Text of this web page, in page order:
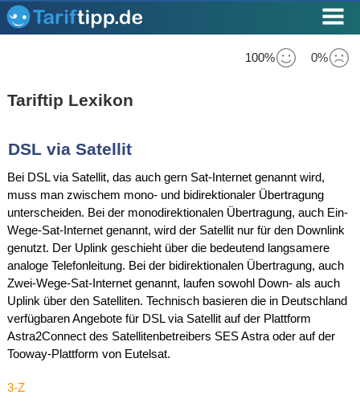
100% 0%
Tariftip Lexikon
DSL via Satellit
Bei DSL via Satellit, das auch gern Sat-Internet genannt wird,
muss man zwischem mono- und bidirektionaler Übertragung
unterscheiden. Bei der monodirektionalen Übertragung, auch Ein-
Wege-Sat-Internet genannt, wird der Satellit nur für den Downlink
genutzt. Der Uplink geschieht über die bedeutend langsamere
analoge Telefonleitung. Bei der bidirektionalen Übertragung, auch
Zwei-Wege-Sat-Internet genannt, laufen sowohl Down- als auch
Uplink über den Satelliten. Technisch basieren die in Deutschland
verfügbaren Angebote für DSL via Satellit auf der Plattform
Astra2Connect des Satellitenbetreibers SES Astra oder auf der
Tooway-Plattform von Eutelsat.
3-Z